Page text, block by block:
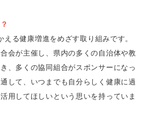
る健康増進をめざす取り組みです。
会が主催し、県内の多くの自治体や教
、多くの協同組合がスポンサーになっ
して、いつまでも自分らしく健康に過
用してほしいという思いを持っていま